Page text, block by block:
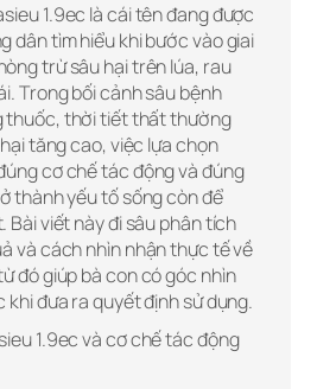
1.9ec là cái tên đang được
dân tìm hiểu khi bước vào giai
trừ sâu hại trên lúa, rau
Trong bối cảnh sâu bệnh
thuốc, thời tiết thất thường
tăng cao, việc lựa chọn
cơ chế tác động và đúng
thành yếu tố sống còn để
Bài viết này đi sâu phân tích
và cách nhìn nhận thực tế về
đó giúp bà con có góc nhìn
đưa ra quyết định sử dụng.
1.9ec và cơ chế tác động